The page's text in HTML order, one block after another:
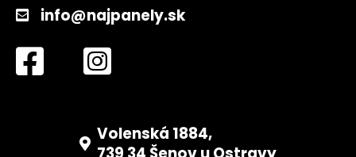
info@najpanely.sk
Volenská 1884,